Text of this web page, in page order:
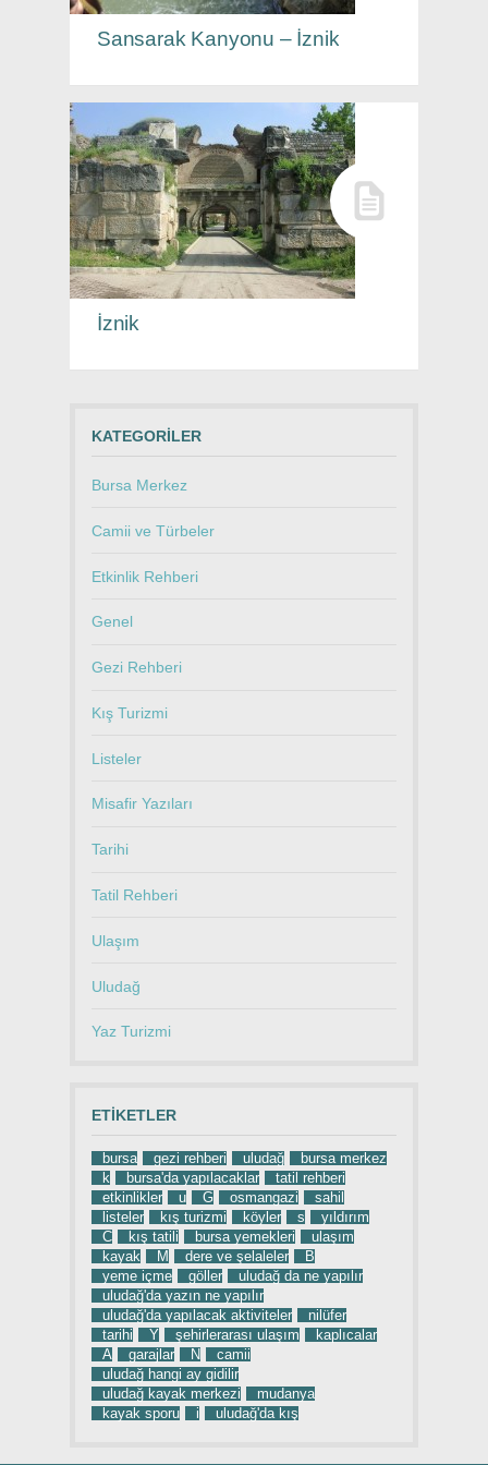
Sansarak Kanyonu – İznik
İznik
KATEGORILER
Bursa Merkez
Camii ve Türbeler
Etkinlik Rehberi
Genel
Gezi Rehberi
Kış Turizmi
Listeler
Misafir Yazıları
Tarihi
Tatil Rehberi
Ulaşım
Uludağ
Yaz Turizmi
ETIKETLER
bursa gezi rehberi uludağ
bursa merkez
k
bursa'da yapılacaklar
tatil rehberi
etkinlikler
u G osmangazi
sahil
listeler
kış turizmi köyler s
yıldırım
C
kış tatili bursa yemekleri
ulaşım
kayak
M dere ve şelaleler
B
yeme içme
göller
uludağ da ne yapılır
uludağ'da yazın ne yapılır
uludağ'da yapılacak aktiviteler
nilüfer
tarihi
Y şehirlerarası ulaşım
kaplıcalar
A
garajlar N
camii
uludağ hangi ay gidilir
uludağ kayak merkezi
mudanya
kayak sporu
i uludağ'da kış